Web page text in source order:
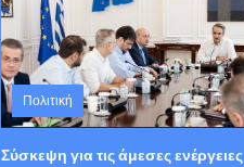
Πολιτική
Τετάρτη 05 Αυγούστου 2026 15:26
Σύσκεψη για τις άμεσες ενέργειες